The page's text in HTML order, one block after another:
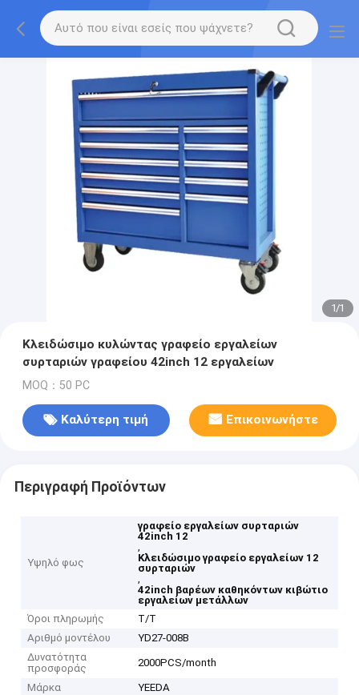
1/1
Κλειδώσιμο κυλώντας γραφείο εργαλείων
συρταριών γραφείου 42inch 12 εργαλείων
MOQ：50 PC
Καλύτερη τιμή Επικοινωνήστε
Περιγραφή Προϊόντων
Υψηλό φως
γραφείο εργαλείων συρταριών
42inch 12
,
Κλειδώσιμο γραφείο εργαλείων 12
συρταριών
,
42inch βαρέων καθηκόντων κιβώτιο
εργαλείων μετάλλων
Όροι πληρωμής
T/T
Αριθμό μοντέλου
YD27-008B
Δυνατότητα
προσφοράς
2000PCS/month
Μάρκα
YEEDA